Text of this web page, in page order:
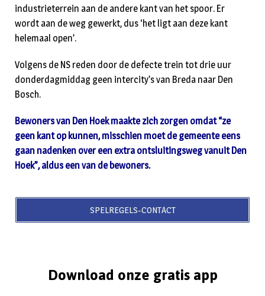
industrieterrein aan de andere kant van het spoor. Er
wordt aan de weg gewerkt, dus ‘het ligt aan deze kant
helemaal open’.
Volgens de NS reden door de defecte trein tot drie uur
donderdagmiddag geen intercity’s van Breda naar Den
Bosch.
Bewoners van Den Hoek maakte zich zorgen omdat “ze
geen kant op kunnen, misschien moet de gemeente eens
gaan nadenken over een extra ontsluitingsweg vanuit Den
Hoek”, aldus een van de bewoners.
SPELREGELS-CONTACT
Download onze gratis app